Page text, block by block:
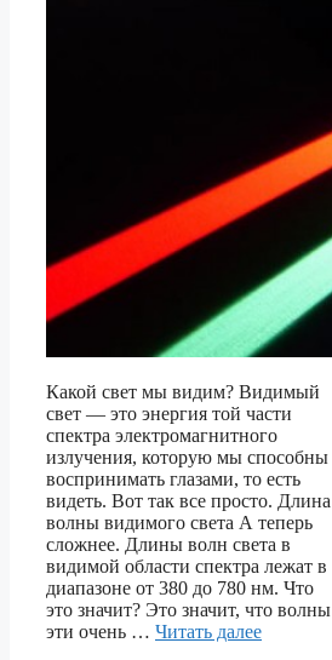
Какой свет мы видим? Видимый
свет — это энергия той части
спектра электромагнитного
излучения, которую мы способны
воспринимать глазами, то есть
видеть. Вот так все просто. Длина
волны видимого света А теперь
сложнее. Длины волн света в
видимой области спектра лежат в
диапазоне от 380 до 780 нм. Что
это значит? Это значит, что волны
эти очень … Читать далее